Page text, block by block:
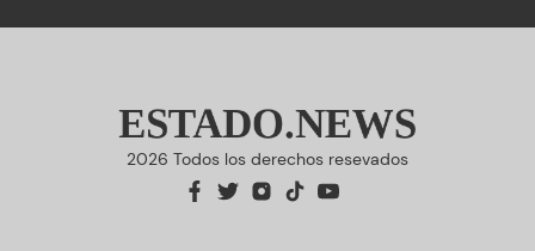
ESTADO.NEWS
2026 Todos los derechos resevados